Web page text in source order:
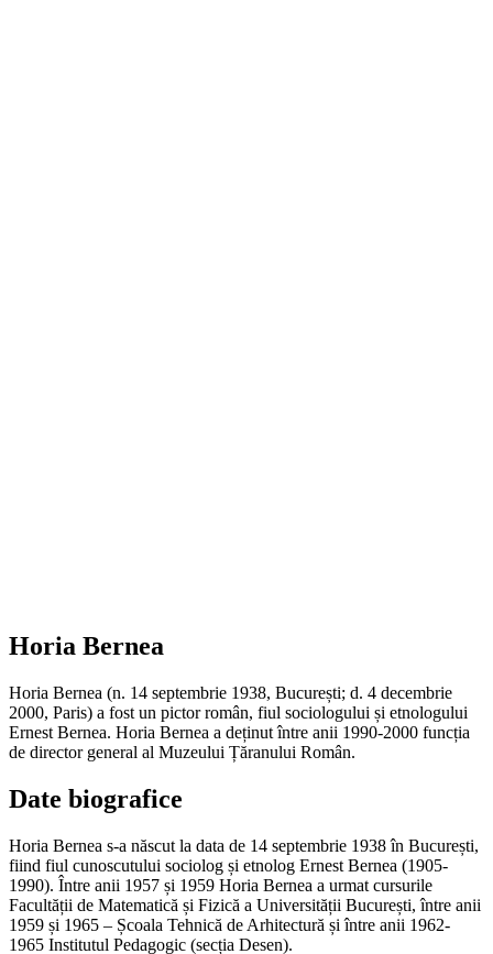
Horia Bernea
Horia Bernea (n. 14 septembrie 1938, București; d. 4 decembrie
2000, Paris) a fost un pictor român, fiul sociologului și etnologului
Ernest Bernea. Horia Bernea a deținut între anii 1990-2000 funcția
de director general al Muzeului Țăranului Român.
Date biografice
Horia Bernea s-a născut la data de 14 septembrie 1938 în București,
fiind fiul cunoscutului sociolog și etnolog Ernest Bernea (1905-
1990). Între anii 1957 și 1959 Horia Bernea a urmat cursurile
Facultății de Matematică și Fizică a Universității București, între anii
1959 și 1965 – Școala Tehnică de Arhitectură și între anii 1962-
1965 Institutul Pedagogic (secția Desen).